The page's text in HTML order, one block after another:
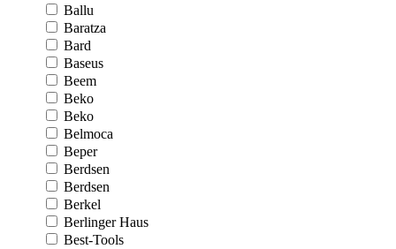
Ballu
Baratza
Bard
Baseus
Beem
Beko
Beko
Belmoca
Beper
Berdsen
Berdsen
Berkel
Berlinger Haus
Best-Tools